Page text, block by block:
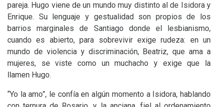
pareja. Hugo viene de un mundo muy distinto al de Isidora y
Enrique. Su lenguaje y gestualidad son propios de los
barrios marginales de Santiago donde el lesbianismo,
cuando es abierto, para sobrevivir exige rudeza: en un
mundo de violencia y discriminación, Beatriz, que ama a
mujeres, se viste como un muchacho y exige que la
llamen Hugo.
“Yo la amo”, le confía en algún momento a Isidora, hablando